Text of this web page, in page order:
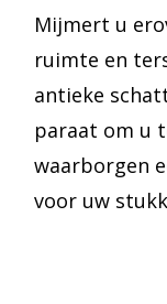
Mijmert u
ruimte en
antieke
paraat om u
waarborgen
voor uw